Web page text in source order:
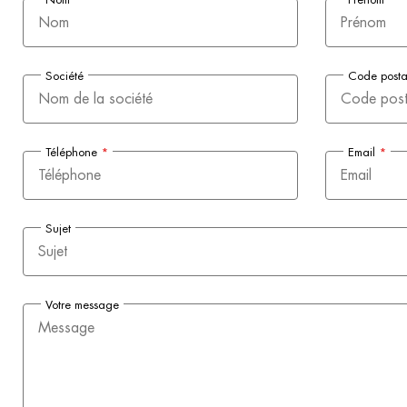
Société Code
Téléphone * Email *
Sujet
Votre message